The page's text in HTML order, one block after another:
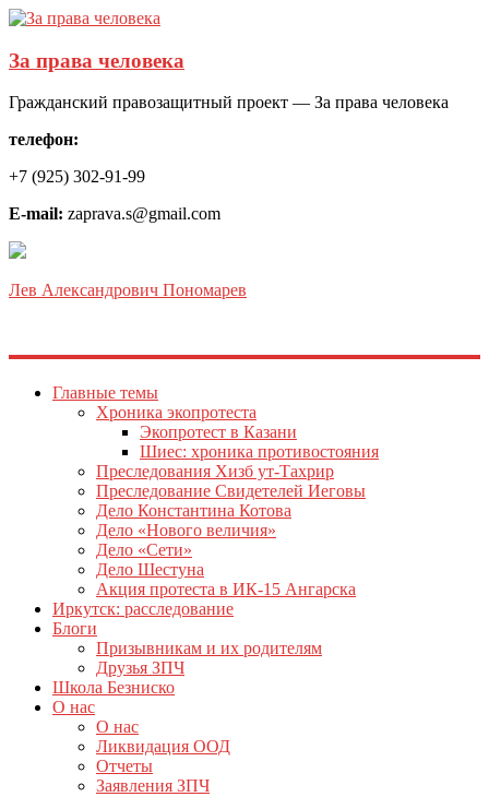
За права человека
Гражданский правозащитный проект — За права человека
телефон:
+7 (925) 302-91-99
E-mail: zaprava.s@gmail.com
Лев Александрович Пономарев
Главные темы
Хроника экопротеста
Экопротест в Казани
Шиес: хроника противостояния
Преследования Хизб ут-Тахрир
Преследование Свидетелей Иеговы
Дело Константина Котова
Дело «Нового величия»
Дело «Сети»
Дело Шестуна
Акция протеста в ИК-15 Ангарска
Иркутск: расследование
Блоги
Призывникам и их родителям
Друзья ЗПЧ
Школа Безниско
О нас
О нас
Ликвидация ООД
Отчеты
Заявления ЗПЧ